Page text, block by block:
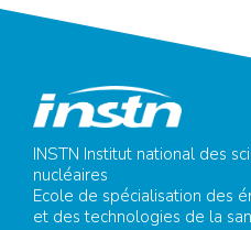
INSTN Institut national des
nucléaires
Ecole de spécialisation des
et des technologies de la